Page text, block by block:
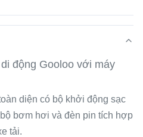
động Gooloo với máy
diện có bộ khởi động sạc
bơm hơi và đèn pin tích hợp
tải.